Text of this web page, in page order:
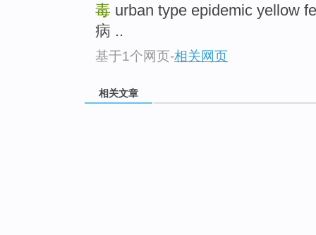
毒 urban type epidemic yellow
病 ..
基于1个网页-相关网页
相关文章